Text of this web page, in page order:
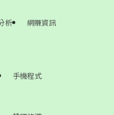
析
網賺資訊
手機程式